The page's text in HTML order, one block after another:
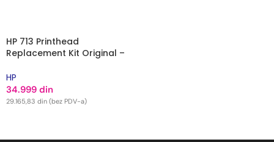
HP 713 Printhead
Replacement Kit Original –
HP
34.999 din
29.165,83 din (bez PDV-a)